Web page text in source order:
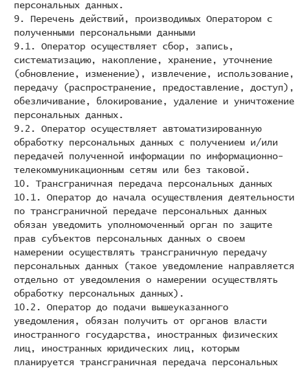
персональных данных.
9. Перечень действий, производимых Оператором с
полученными персональными данными
9.1. Оператор осуществляет сбор, запись,
систематизацию, накопление, хранение, уточнение
(обновление, изменение), извлечение, использование,
передачу (распространение, предоставление, доступ),
обезличивание, блокирование, удаление и уничтожение
персональных данных.
9.2. Оператор осуществляет автоматизированную
обработку персональных данных с получением и/или
передачей полученной информации по информационно-
телекоммуникационным сетям или без таковой.
10. Трансграничная передача персональных данных
10.1. Оператор до начала осуществления деятельности
по трансграничной передаче персональных данных
обязан уведомить уполномоченный орган по защите
прав субъектов персональных данных о своем
намерении осуществлять трансграничную передачу
персональных данных (такое уведомление направляется
отдельно от уведомления о намерении осуществлять
обработку персональных данных).
10.2. Оператор до подачи вышеуказанного
уведомления, обязан получить от органов власти
иностранного государства, иностранных физических
лиц, иностранных юридических лиц, которым
планируется трансграничная передача персональных